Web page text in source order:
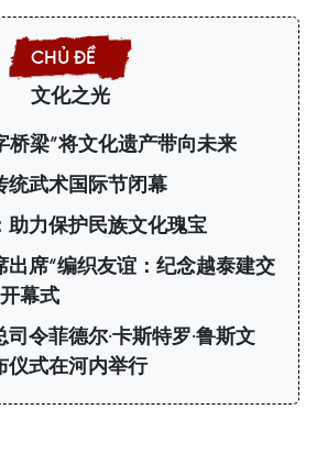
文化之光
桥梁”将文化遗产带向未来
统武术国际节闭幕
助力保护民族文化瑰宝
出席“编织友谊：纪念越泰建交
幕式
司令菲德尔·卡斯特罗·鲁斯文
仪式在河内举行